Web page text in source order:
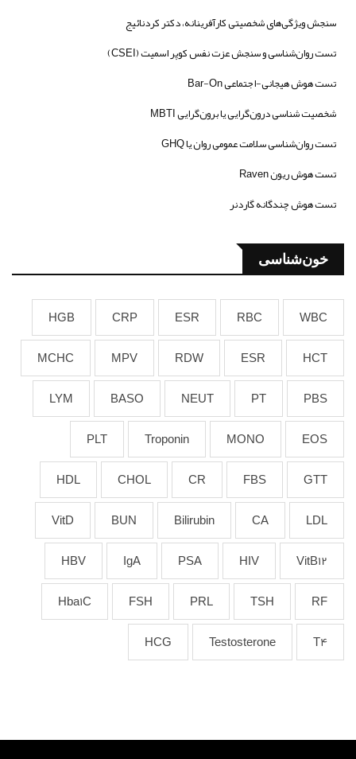
سنجش ویژگی‌های شخصیتی کارآفرینانه، دکتر کردنائیج
تست روان‌شناسی و سنجش عزت نفس کوپر اسمیت (CSEI)
تست هوش هیجانی-اجتماعی Bar-On
شخصیت شناسی درون‌گرایی یا برون‌گرایی MBTI
تست روان‌شناسی سلامت عمومی روان یا GHQ
تست هوش ریون Raven
تست هوش چندگانه گاردنر
خون‌شناسی
WBC
RBC
ESR
CRP
HGB
HCT
ESR
RDW
MPV
MCHC
PBS
PT
NEUT
BASO
LYM
EOS
MONO
Troponin
PLT
GTT
FBS
CR
CHOL
HDL
LDL
CA
Bilirubin
BUN
VitD
VitB12
HIV
PSA
IgA
HBV
RF
TSH
PRL
FSH
Hba1C
T4
Testosterone
HCG